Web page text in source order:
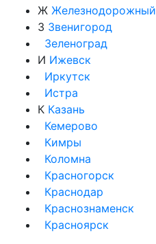
Ж Железнодорожный
З Звенигород
Зеленоград
И Ижевск
Иркутск
Истра
К Казань
Кемерово
Кимры
Коломна
Красногорск
Краснодар
Краснознаменск
Красноярск